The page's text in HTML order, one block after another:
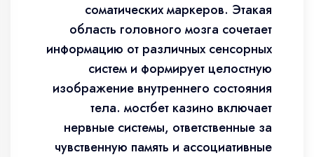
соматических маркеров. Этакая
область головного мозга сочетает
информацию от различных сенсорных
систем и формирует целостную
изображение внутреннего состояния
тела. мостбет казино включает
нервные системы, ответственные за
чувственную память и ассоциативные